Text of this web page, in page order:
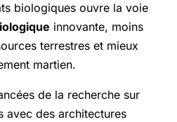
biologiques ouvre la voie
innovante, moins
terrestres et mieux
martien.
de la recherche sur
avec des architectures